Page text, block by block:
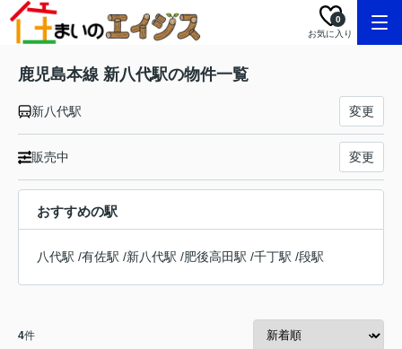
お気に入り
0
鹿児島本線 新八代駅の物件一覧
新八代駅 変更
販売中 変更
おすすめの駅
八代駅 /有佐駅 /新八代駅 /肥後高田駅 /千丁駅 /段駅
4件